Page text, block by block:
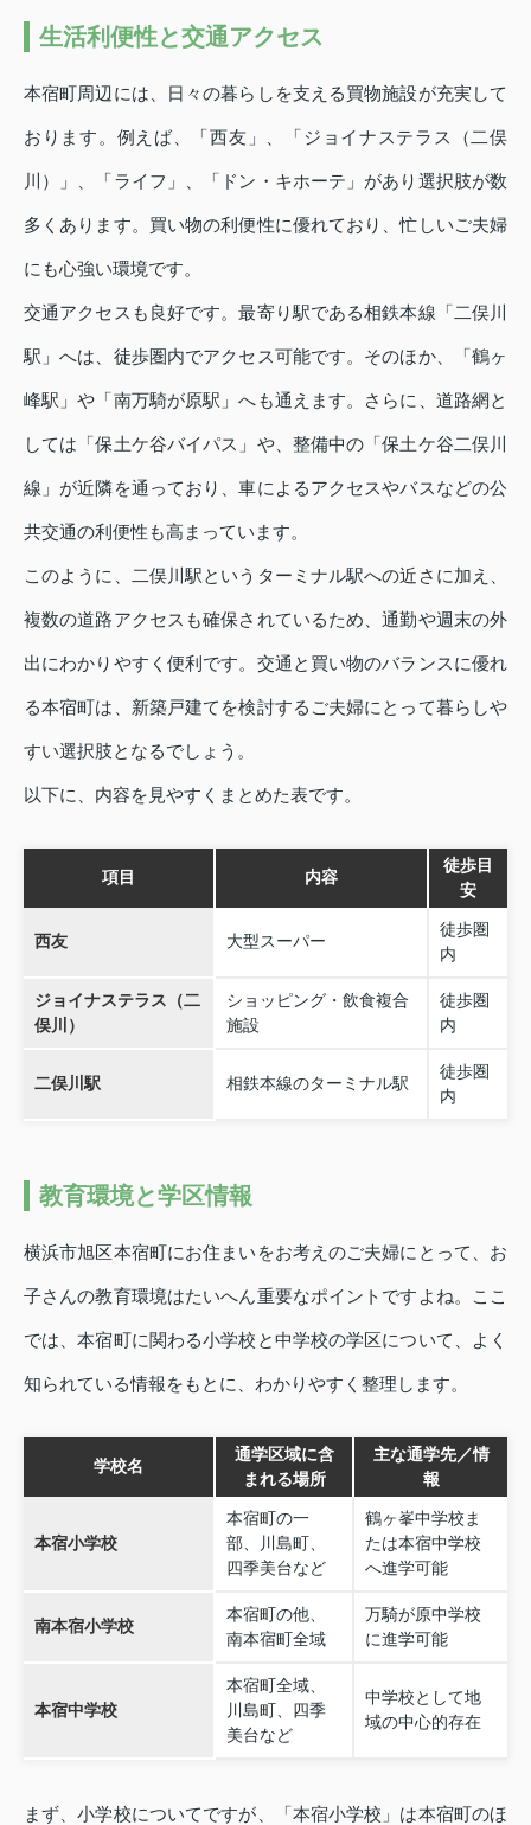
生活利便性と交通アクセス
本宿町周辺には、日々の暮らしを支える買物施設が充実して
おります。例えば、「西友」、「ジョイナステラス（二俣
川）」、「ライフ」、「ドン・キホーテ」があり選択肢が数
多くあります。買い物の利便性に優れており、忙しいご夫婦
にも心強い環境です。
交通アクセスも良好です。最寄り駅である相鉄本線「二俣川
駅」へは、徒歩圏内でアクセス可能です。そのほか、「鶴ヶ
峰駅」や「南万騎が原駅」へも通えます。さらに、道路網と
しては「保土ケ谷バイパス」や、整備中の「保土ケ谷二俣川
線」が近隣を通っており、車によるアクセスやバスなどの公
共交通の利便性も高まっています。
このように、二俣川駅というターミナル駅への近さに加え、
複数の道路アクセスも確保されているため、通勤や週末の外
出にわかりやすく便利です。交通と買い物のバランスに優れ
る本宿町は、新築戸建てを検討するご夫婦にとって暮らしや
すい選択肢となるでしょう。
以下に、内容を見やすくまとめた表です。
項目 内容
徒歩目
安
西友 大型スーパー
徒歩圏
内
ジョイナステラス（二
俣川）
ショッピング・飲食複合
施設
徒歩圏
内
二俣川駅 相鉄本線のターミナル駅
徒歩圏
内
教育環境と学区情報
横浜市旭区本宿町にお住まいをお考えのご夫婦にとって、お
子さんの教育環境はたいへん重要なポイントですよね。ここ
では、本宿町に関わる小学校と中学校の学区について、よく
知られている情報をもとに、わかりやすく整理します。
学校名
通学区域に含
まれる場所
主な通学先／情
報
本宿小学校
本宿町の一
部、川島町、
四季美台など
鶴ヶ峯中学校ま
たは本宿中学校
へ進学可能
南本宿小学校
本宿町の他、
南本宿町全域
万騎が原中学校
に進学可能
本宿中学校
本宿町全域、
川島町、四季
美台など
中学校として地
域の中心的存在
まず、小学校についてですが、「本宿小学校」は本宿町のほ